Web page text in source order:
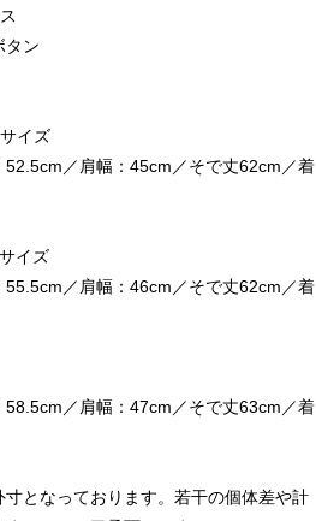
タン
イズ
／肩幅：45cm／そで丈62cm／着
イズ
／肩幅：46cm／そで丈62cm／着
／肩幅：47cm／そで丈63cm／着
寸となっております。若干の個体差や計